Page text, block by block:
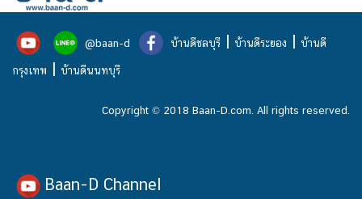
@baan-d บ้านดีชลบุรี | บ้านดีระยอง | บ้านดี
กรุงเทพ | บ้านดีนนทบุรี
Copyright © 2018 Baan-D.com. All rights reserved.
Baan-D Channel